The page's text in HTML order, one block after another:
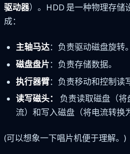
驱动器）。HDD 是一种物理存储
成：
主轴马达：负责驱动磁盘旋转。
磁盘盘片：负责存储数据。
执行器臂：负责移动和控制读
读写磁头：
负责读取磁盘（
流）和写入磁盘（将电流转换
(可以想象一下唱片机便于理解。)